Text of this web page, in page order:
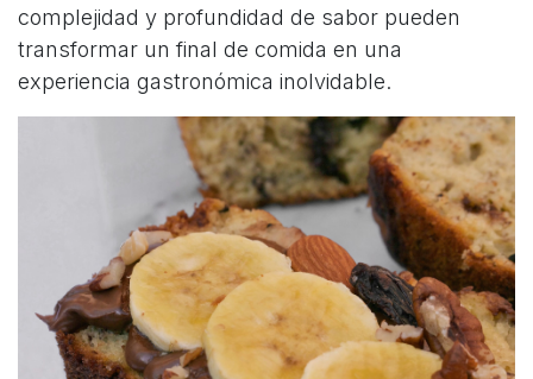
complejidad y profundidad de sabor pueden
transformar un final de comida en una
experiencia gastronómica inolvidable.